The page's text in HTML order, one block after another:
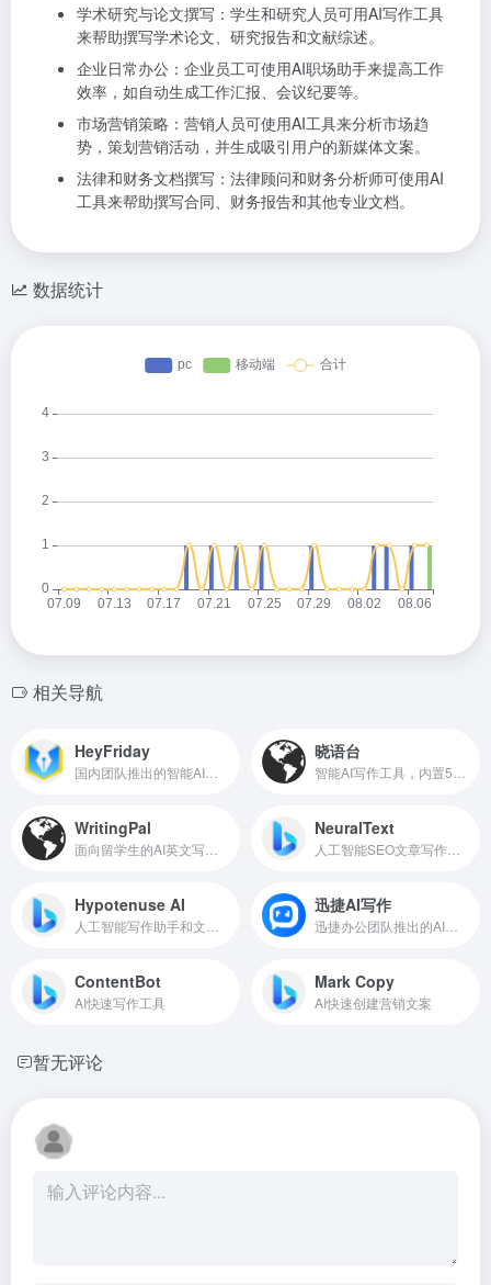
学术研究与论文撰写：学生和研究人员可用AI写作工具
来帮助撰写学术论文、研究报告和文献综述。
企业日常办公：企业员工可使用AI职场助手来提高工作
效率，如自动生成工作汇报、会议纪要等。
市场营销策略：营销人员可使用AI工具来分析市场趋
势，策划营销活动，并生成吸引用户的新媒体文案。
法律和财务文档撰写：法律顾问和财务分析师可使用AI
工具来帮助撰写合同、财务报告和其他专业文档。
数据统计
相关导航
HeyFriday 晓语台
WritingPal NeuralText
Hypotenuse AI 迅捷AI写作
ContentBot
AI快速写作工具
Mark Copy
AI快速创建营销文案
暂无评论